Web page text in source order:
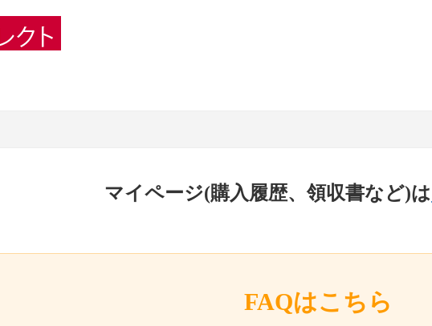
マイページ(購入履歴、領収書など)は
FAQはこちら